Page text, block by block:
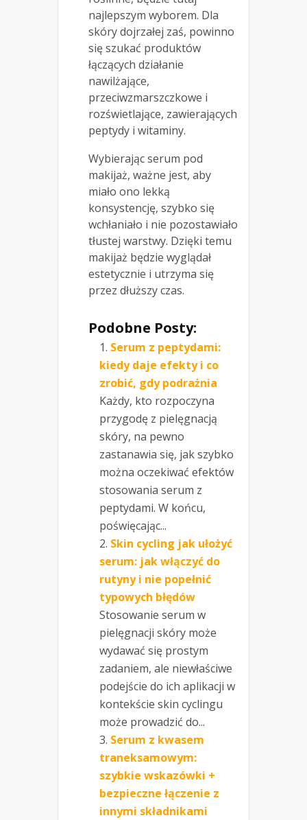
najlepszym wyborem. Dla
skóry dojrzałej zaś, powinno
się szukać produktów
łączących działanie
nawilżające,
przeciwzmarszczkowe i
rozświetlające, zawierających
peptydy i witaminy.
Wybierając serum pod
makijaż, ważne jest, aby
miało ono lekką
konsystencję, szybko się
wchłaniało i nie pozostawiało
tłustej warstwy. Dzięki temu
makijaż będzie wyglądał
estetycznie i utrzyma się
przez dłuższy czas.
Podobne Posty:
Serum z peptydami:
kiedy daje efekty i co
zrobić, gdy podrażnia
Każdy, kto rozpoczyna
przygodę z pielęgnacją
skóry, na pewno
zastanawia się, jak szybko
można oczekiwać efektów
stosowania serum z
peptydami. W końcu,
poświęcając...
Skin cycling jak ułożyć
serum: jak włączyć do
rutyny i nie popełnić
typowych błędów
Stosowanie serum w
pielęgnacji skóry może
wydawać się prostym
zadaniem, ale niewłaściwe
podejście do ich aplikacji w
kontekście skin cyclingu
może prowadzić do...
Serum z kwasem
traneksamowym:
szybkie wskazówki +
bezpieczne łączenie z
innymi składnikami